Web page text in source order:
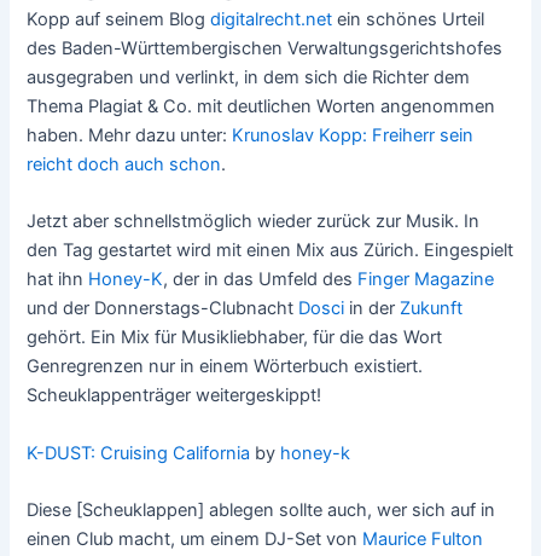
Kopp auf seinem Blogdigitalrecht.net ein schönes Urteil
des Baden-Württembergischen Verwaltungsgerichtshofes
ausgegraben und verlinkt, in dem sich die Richter dem
Thema Plagiat & Co. mit deutlichen Worten angenommen
haben. Mehr dazu unter: Krunoslav Kopp: Freiherr sein
reicht doch auch schon.
Jetzt aber schnellstmöglich wieder zurück zur Musik. In
den Tag gestartet wird mit einen Mix aus Zürich. Eingespielt
hat ihn Honey-K, der in das Umfeld des Finger Magazine
und der Donnerstags-Clubnacht Dosci in der Zukunft
gehört. Ein Mix für Musikliebhaber, für die das Wort
Genregrenzen nur in einem Wörterbuch existiert.
Scheuklappenträger weitergeskippt!
K-DUST: Cruising California by honey-k
Diese [Scheuklappen] ablegen sollte auch, wer sich auf in
einen Club macht, um einem DJ-Set von Maurice Fulton